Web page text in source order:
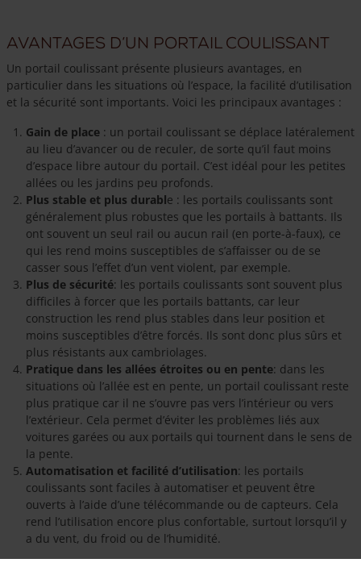
Avantages d’un portail coulissant
Un portail coulissant présente plusieurs avantages, en
particulier dans les situations où l’espace, la facilité d’utilisation
et la sécurité sont importants. Voici les principaux avantages :
Gain de place : un portail coulissant se déplace latéralement
au lieu d’avancer ou de reculer, de sorte qu’il faut moins
d’espace libre autour du portail. C’est idéal pour les petites
allées ou les jardins peu profonds.
Plus stable et plus durable : les portails coulissants sont
généralement plus robustes que les portails à battants. Ils
ont souvent un seul rail ou aucun rail (en porte-à-faux), ce
qui les rend moins susceptibles de s’affaisser ou de se
casser sous l’effet d’un vent violent, par exemple.
Plus de sécurité: les portails coulissants sont souvent plus
difficiles à forcer que les portails battants, car leur
construction les rend plus stables dans leur position et
moins susceptibles d’être forcés. Ils sont donc plus sûrs et
plus résistants aux cambriolages.
Pratique dans les allées étroites ou en pente: dans les
situations où l’allée est en pente, un portail coulissant reste
plus pratique car il ne s’ouvre pas vers l’intérieur ou vers
l’extérieur. Cela permet d’éviter les problèmes liés aux
voitures garées ou aux portails qui tournent dans le sens de
la pente.
Automatisation et facilité d’utilisation: les portails
coulissants sont faciles à automatiser et peuvent être
ouverts à l’aide d’une télécommande ou de capteurs. Cela
rend l’utilisation encore plus confortable, surtout lorsqu’il y
a du vent, du froid ou de l’humidité.